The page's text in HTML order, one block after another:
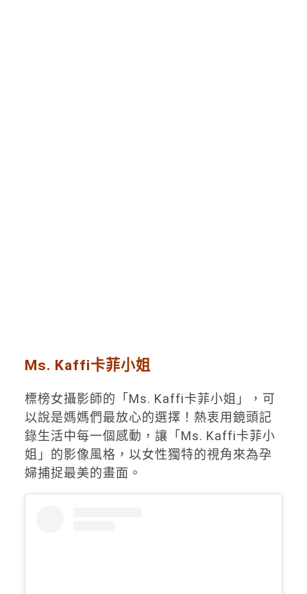
Ms. Kaffi卡菲小姐
標榜女攝影師的「Ms. Kaffi卡菲小姐」，可
以說是媽媽們最放心的選擇！熱衷用鏡頭記
錄生活中每一個感動，讓「Ms. Kaffi卡菲小
姐」的影像風格，以女性獨特的視角來為孕
婦捕捉最美的畫面。